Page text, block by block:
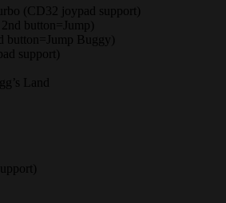
(CD32 joypad support)
button=Jump)
Buggy)
support)
Land